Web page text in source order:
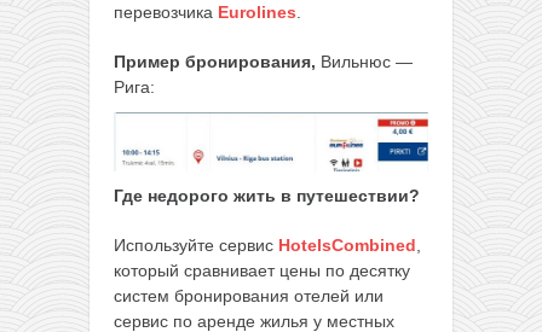
перевозчика Eurolines
Пример бронирования, Вильнюс —
Рига:
Где недорого жить в путешествии?
Используйте сервис HotelsCombined
который сравнивает цены по десятку
систем бронирования отелей или
сервис по аренде жилья у местных